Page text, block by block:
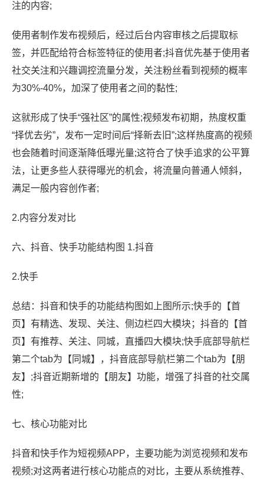
注的内容;
使用者制作发布视频后，经过后台内容审核之后提取标
签，并匹配给符合标签特征的使用者;抖音优先基于使用者
社交关注和兴趣调控流量分发，关注粉丝看到视频的概率
为30%-40%，加深了使用者之间的黏性;
这就形成了快手“强社区”的属性;视频发布初期，热度权重
“择优去劣”，发布一定时间后“择新去旧”;这样热度高的视频
也会随着时间逐渐降低曝光量;这符合了快手追求的公平算
法，让更多些人获得曝光的机会，将流量向普通人倾斜，
满足一般内容创作者;
2.内容分发对比
六、抖音、快手功能结构图 1.抖音
2.快手
总结：抖音和快手的功能结构图如上图所示;快手的【首
页】有精选、发现、关注、侧边栏四大模块；抖音的【首
页】有推荐、关注、同城，直播四大模块;快手底部导航栏
第二个tab为【同城】，抖音底部导航栏第二个tab为【朋
友】;抖音近期新增的【朋友】功能，增强了抖音的社交属
性;
七、核心功能对比
抖音和快手作为短视频APP，主要功能为浏览视频和发布
视频;对这两者进行核心功能点的对比，主要从系统推荐、